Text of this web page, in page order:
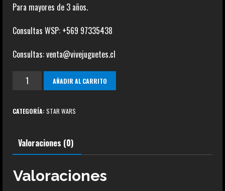
Para mayores de 3 años.
Consultas WSP: +569 97335438
Consultas: venta@vivejuguetes.cl
Mandalorian
The
Cara
Dune
AÑADIR AL CARRITO
CATEGORÍA: STAR WARS
Valoraciones (0)
Valoraciones